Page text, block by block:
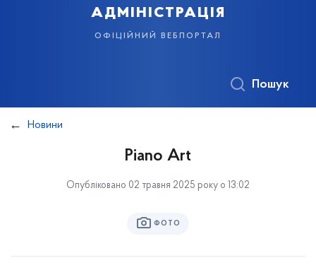
адміністрація
офіційний вебпортал
Пошук
Новини
Piano Art
Опубліковано 02 травня 2025 року о 13:02
ФОТО